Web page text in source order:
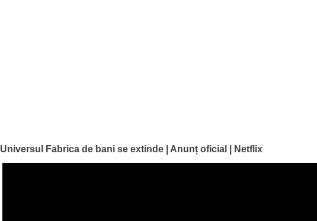
Universul Fabrica de bani se extinde | Anunț oficial | Netflix